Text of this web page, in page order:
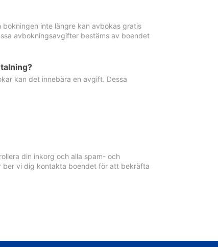
inte längre kan avbokas gratis
avbokningsavgifter bestäms av boendet
kan det innebära en avgift. Dessa
din inkorg och alla spam- och
ber vi dig kontakta boendet för att bekräfta